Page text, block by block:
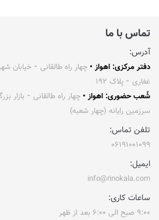
تماس با ما
آدرس:
دفتر مرکزی: اهواز • چهار راه طالقانی ⁃ خیابان
غفاری ⁃ پلاک ۱۹۲
شُعب حضوری: اهواز • چهار راه طالقانی ⁃ بازار
سرزمین رایانه (چهار شعبه)
تلفن تماس:
۰۶۱۹۱۰۰۱۰۹۹
ایمیل:
info@rinokala.com
ساعات کاری:
۹:۰۰ صبح الی ۶:۰۰ بعد از ظهر